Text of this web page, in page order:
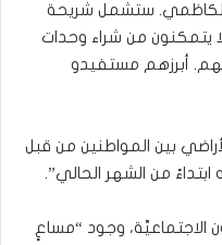
الكاظمي. ستشمل شريحة
يتمكنون من شراء وحدات
أبرزهم مستفيدو
بين المواطنين من قبل
من الشهر الحالي”.
الاجتماعيَّة، وجود “مساعٍ